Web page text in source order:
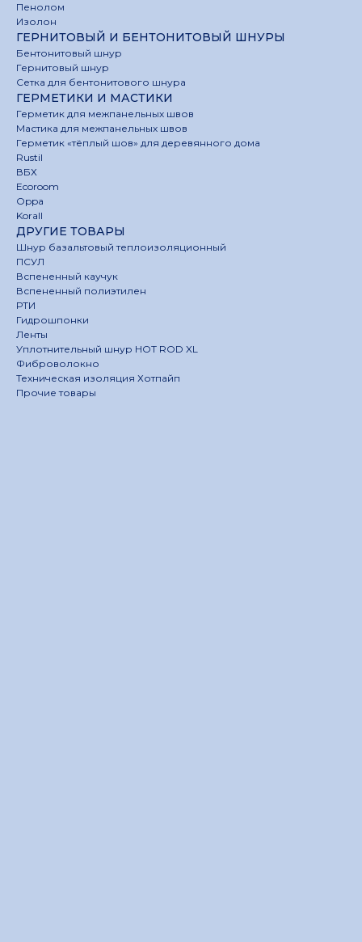
Пенолом
Изолон
ГЕРНИТОВЫЙ И БЕНТОНИТОВЫЙ ШНУРЫ
Бентонитовый шнур
Гернитовый шнур
Сетка для бентонитового шнура
ГЕРМЕТИКИ И МАСТИКИ
Герметик для межпанельных швов
Мастика для межпанельных швов
Герметик «тёплый шов» для деревянного дома
Rustil
ВБХ
Ecoroom
Oppa
Korall
ДРУГИЕ ТОВАРЫ
Шнур базальтовый теплоизоляционный
ПСУЛ
Вспененный каучук
Вспененный полиэтилен
РТИ
Гидрошпонки
Ленты
Уплотнительный шнур HOT ROD XL
Фиброволокно
Техническая изоляция Хотпайп
Прочие товары